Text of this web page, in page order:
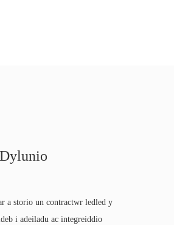
a storio un contractwr ledled y
i adeiladu ac integreiddio